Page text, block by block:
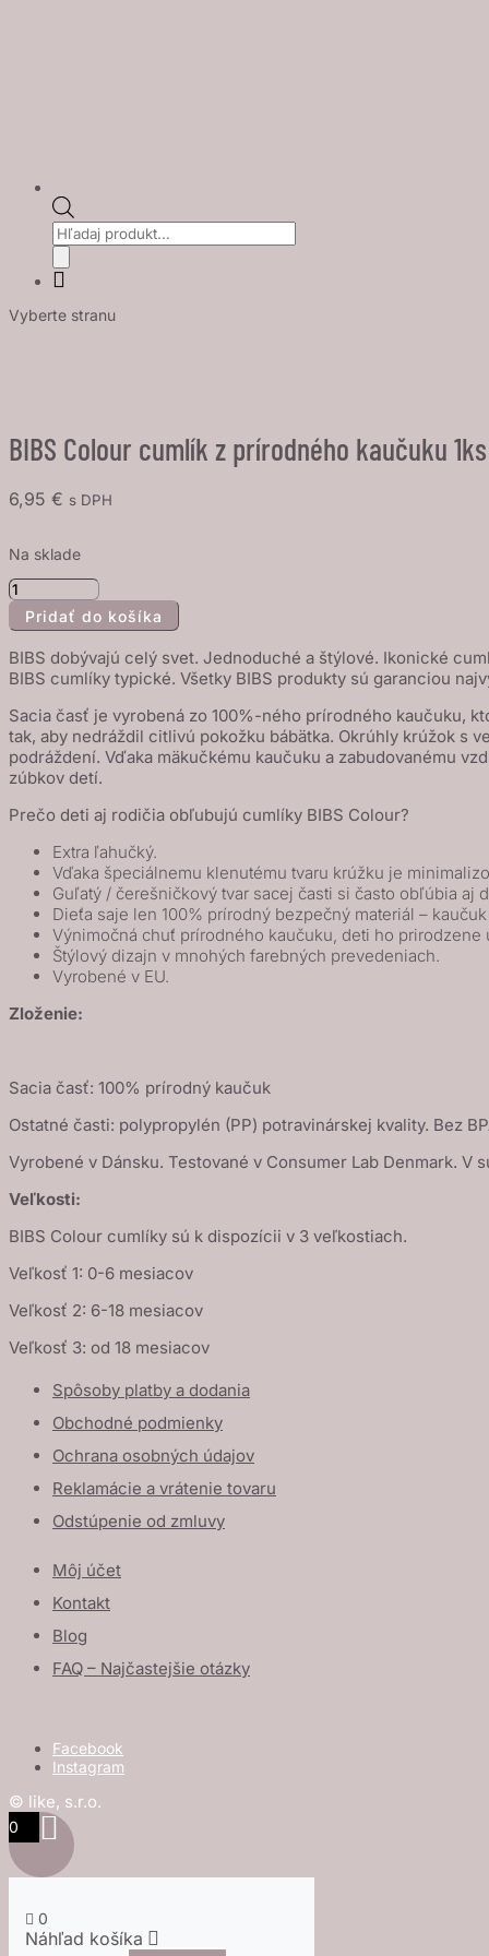
Products
search
Vyberte stranu
BIBS Colour cumlík z prírodného kaučuku
6,95 € s DPH
Na sklade
množstvo
BIBS
cumlík
prírodného
kaučuku
1ks
–
Blush
Pridať do košíka
BIBS dobývajú celý svet. Jednoduché a štýlové. Ikonické
BIBS cumlíky typické. Všetky BIBS produkty sú garanciou
Sacia časť je vyrobená zo 100%-ného prírodného kaučuku,
tak, aby nedráždil citlivú pokožku bábätka. Okrúhly krúžok s
podráždení. Vďaka mäkučkému kaučuku a zabudovanému
zúbkov detí.
Prečo deti aj rodičia obľubujú cumlíky BIBS Colour?
Extra ľahučký.
Vďaka špeciálnemu klenutému tvaru krúžku je
Guľatý / čerešničkový tvar sacej časti si často obľúbia aj
Dieťa saje len 100% prírodný bezpečný materiál –
Výnimočná chuť prírodného kaučuku, deti ho
Štýlový dizajn v mnohých farebných prevedeniach.
Vyrobené v EU.
Zloženie:
Sacia časť: 100% prírodný kaučuk
Ostatné časti: polypropylén (PP) potravinárskej kvality. Bez
Vyrobené v Dánsku. Testované v Consumer Lab Denmark. V
Veľkosti:
BIBS Colour cumlíky sú k dispozícii v 3 veľkostiach.
Veľkosť 1: 0-6 mesiacov
Veľkosť 2: 6-18 mesiacov
Veľkosť 3: od 18 mesiacov
Spôsoby platby a dodania
Obchodné podmienky
Ochrana osobných údajov
Reklamácie a vrátenie tovaru
Odstúpenie od zmluvy
Môj účet
Kontakt
Blog
FAQ – Najčastejšie otázky
Facebook
Instagram
© like, s.r.o.
0
0
Náhľad košíka